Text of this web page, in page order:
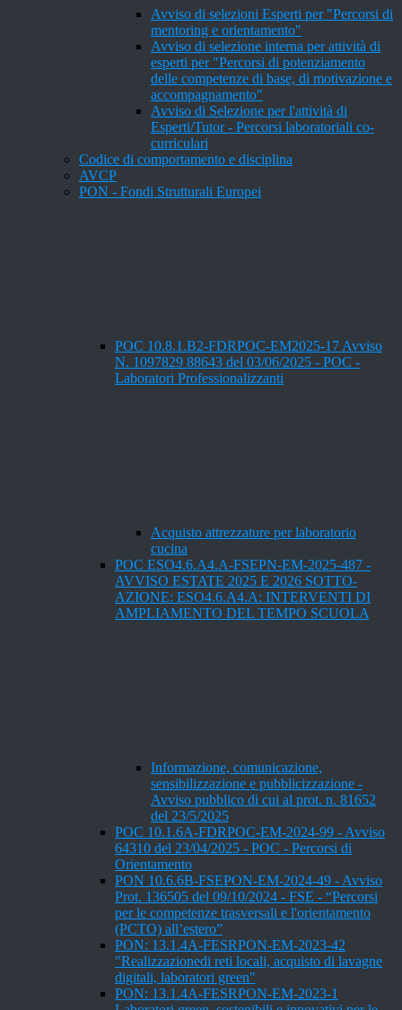
Avviso di selezioni Esperti per "Percorsi di
mentoring e orientamento"
Avviso di selezione interna per attività di
esperti per "Percorsi di potenziamento
delle competenze di base, di motivazione e
accompagnamento"
Avviso di Selezione per l'attività di
Esperti/Tutor - Percorsi laboratoriali co-
curriculari
Codice di comportamento e disciplina
AVCP
PON - Fondi Strutturali Europei
POC 10.8.1.B2-FDRPOC-EM2025-17 Avviso
N. 1097829 88643 del 03/06/2025 - POC -
Laboratori Professionalizzanti
Acquisto attrezzature per laboratorio
cucina
POC ESO4.6.A4.A-FSEPN-EM-2025-487 -
AVVISO ESTATE 2025 E 2026 SOTTO-
AZIONE: ESO4.6.A4.A: INTERVENTI DI
AMPLIAMENTO DEL TEMPO SCUOLA
Informazione, comunicazione,
sensibilizzazione e pubblicizzazione -
Avviso pubblico di cui al prot. n. 81652
del 23/5/2025
POC 10.1.6A-FDRPOC-EM-2024-99 - Avviso
64310 del 23/04/2025 - POC - Percorsi di
Orientamento
PON 10.6.6B-FSEPON-EM-2024-49 - Avviso
Prot. 136505 del 09/10/2024 - FSE - “Percorsi
per le competenze trasversali e l'orientamento
(PCTO) all’estero”
PON: 13.1.4A-FESRPON-EM-2023-42
"Realizzazionedi reti locali, acquisto di lavagne
digitali, laboratori green"
PON: 13.1.4A-FESRPON-EM-2023-1